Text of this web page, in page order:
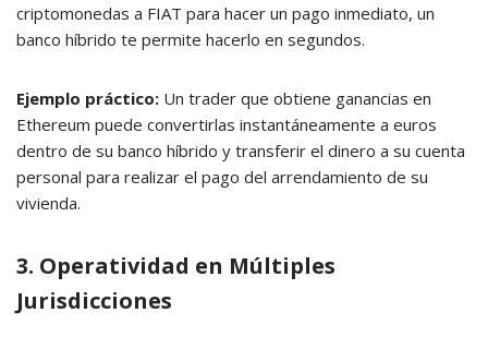
criptomonedas a FIAT para hacer un pago inmediato, un
banco híbrido te permite hacerlo en segundos.
Ejemplo práctico: Un trader que obtiene ganancias en
Ethereum puede convertirlas instantáneamente a euros
dentro de su banco híbrido y transferir el dinero a su cuenta
personal para realizar el pago del arrendamiento de su
vivienda.
3. Operatividad en Múltiples
Jurisdicciones